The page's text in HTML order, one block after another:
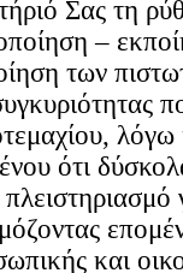
Σας τη
–
των
λόγω
ότι
και